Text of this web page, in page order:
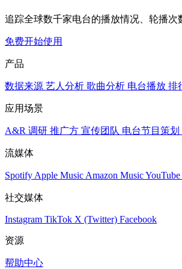
追踪全球数千家电台的播放情况、轮播次
免费开始使用
产品
数据来源 艺人分析 歌曲分析 电台播放 排
应用场景
A&R 调研 推广方 宣传团队 电台节目策划
流媒体
Spotify Apple Music Amazon MusicYouTube
社交媒体
Instagram TikTok X (Twitter) Facebook
资源
帮助中心